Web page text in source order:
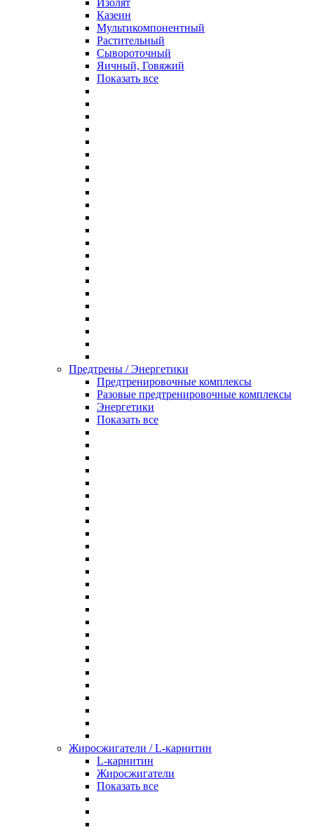
Казеин
Мультикомпонентный
Растительный
Сывороточный
Яичный, Говяжий
Показать все
Предтрены / Энергетики
Предтренировочные комплексы
Разовые предтренировочные комплексы
Энергетики
Показать все
Жиросжигатели / L-карнитин
L-карнитин
Жиросжигатели
Показать все